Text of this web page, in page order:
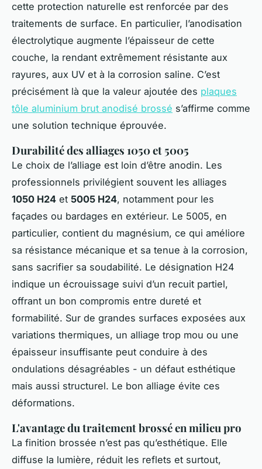
cette protection naturelle est renforcée par des
traitements de surface. En particulier, l’anodisation
électrolytique augmente l’épaisseur de cette
couche, la rendant extrêmement résistante aux
rayures, aux UV et à la corrosion saline. C’est
précisément là que la valeur ajoutée des plaques
tôle aluminium brut anodisé brossé s’affirme comme
une solution technique éprouvée.
Durabilité des alliages 1050 et 5005
Le choix de l’alliage est loin d’être anodin. Les
professionnels privilégient souvent les alliages
1050 H24 et 5005 H24, notamment pour les
façades ou bardages en extérieur. Le 5005, en
particulier, contient du magnésium, ce qui améliore
sa résistance mécanique et sa tenue à la corrosion,
sans sacrifier sa soudabilité. Le désignation H24
indique un écrouissage suivi d’un recuit partiel,
offrant un bon compromis entre dureté et
formabilité. Sur de grandes surfaces exposées aux
variations thermiques, un alliage trop mou ou une
épaisseur insuffisante peut conduire à des
ondulations désagréables - un défaut esthétique
mais aussi structurel. Le bon alliage évite ces
déformations.
L'avantage du traitement brossé en milieu pro
La finition brossée n’est pas qu’esthétique. Elle
diffuse la lumière, réduit les reflets et surtout,